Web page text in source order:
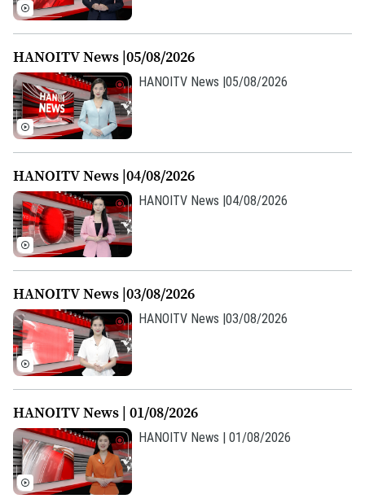
Chuyên mục
Thời sự
Hà Nội
Chính trị
Xã hội
An ninh trật tự
Hà Nội
Người Hà Nội
Khoảnh khắc Hà Nội
Ẩm thực
Thế giới
Tin tức
Quân sự
Người Việt 4 phương
Kinh tế
Tin tức
Cafe sáng
Tài chính Ngân hàng
Doanh nghiệp
Nhà đất
Tin tức
Đầu tư
Căn hộ
Tàu và Xe
Ô tô
Giáo dục
HANOITV News |05/08/2026
HANOITV News |05/08/2026
HANOITV News |04/08/2026
HANOITV News |04/08/2026
HANOITV News |03/08/2026
HANOITV News |03/08/2026
HANOITV News | 01/08/2026
HANOITV News | 01/08/2026